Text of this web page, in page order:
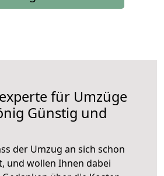
für Umzüge
Günstig und
der Umzug an sich schon
und wollen Ihnen dabei